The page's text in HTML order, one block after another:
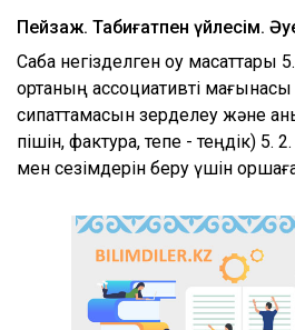
Пейзаж. Табиғатпен үйлесім.
Сабақ негізделген оқу
ортаның ассоциативті
сипаттамасын зерделеу және
пішін, фактура, тепе - теңдік) 5.
мен сезімдерін беру үшін